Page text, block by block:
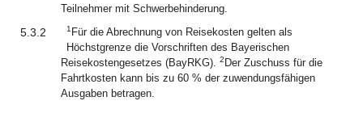
Teilnehmer mit Schwerbehinderung.
5.3.2 1 Für die Abrechnung von Reisekosten gelten als
Höchstgrenze die Vorschriften des Bayerischen
Reisekostengesetzes (BayRKG). 2 Der Zuschuss für die
Fahrtkosten kann bis zu 60 % der zuwendungsfähigen
Ausgaben betragen.